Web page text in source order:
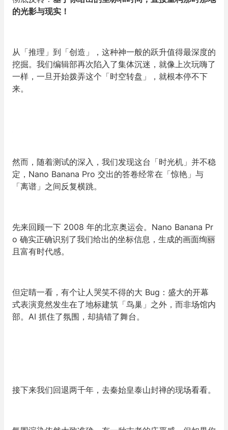
的光影与现实！
从「推理」到「创造」，这种神一般的跃升值得最深度的
挖掘。我们编辑部再次陷入了集体沉迷，就像上次玩嗨了
一样，一旦开始拨弄这个「时空转盘」，就根本停不下
来。
然而，随着测试的深入，我们发现这台「时光机」并不稳
定，Nano Banana Pro 交出的答卷经常在「惊艳」与
「离谱」之间反复横跳。
先来回顾一下 2008 年的北京奥运会。Nano Banana Pr
o 确实正确识别了我们给出的坐标信息，生成的画面绚丽
且富有时代感。
但定睛一看，有个让人哭笑不得的大 Bug：盛大的开幕
式表演竟然发生在了地标建筑「鸟巢」之外，而非场馆内
部。AI 抓住了氛围，却搞错了舞台。
接下来我们回退两千年，去秦始皇泰山封禅的现场看看。